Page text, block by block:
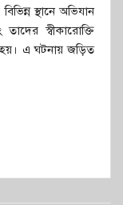
স্থানে অভিযান
স্বীকারোক্তি
হয়। এ ঘটনায় জড়িত